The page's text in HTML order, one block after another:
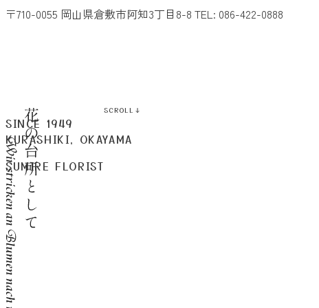
〒710-0055 岡山県倉敷市阿知3丁目8-8 TEL: 086-422-0888
SINCE 1949
KURASHIKI, OKAYAMA
SUMIRE FLORIST
SCROLL